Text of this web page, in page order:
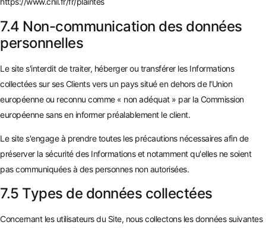
7.4 Non-communication des données
personnelles
Le site s'interdit de traiter, héberger ou transférer les Informations
collectées sur ses Clients vers un pays situé en dehors de l'Union
européenne ou reconnu comme « non adéquat » par la Commission
européenne sans en informer préalablement le client.
Le site s'engage à prendre toutes les précautions nécessaires afin de
préserver la sécurité des Informations et notamment qu'elles ne soient
pas communiquées à des personnes non autorisées.
7.5 Types de données collectées
Concernant les utilisateurs du Site, nous collectons les données suivantes